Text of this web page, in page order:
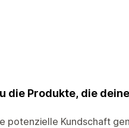
die Produkte, die
potenzielle Kundschaft